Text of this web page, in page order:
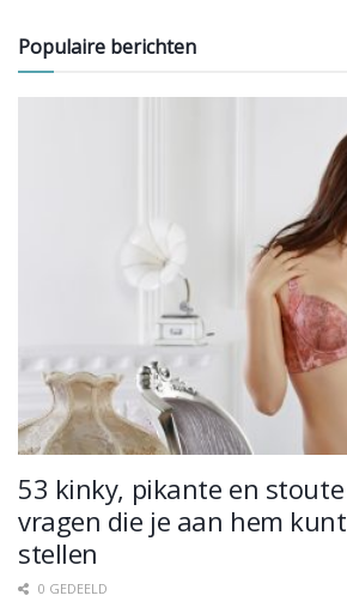
Populaire berichten
53 kinky, pikante en stoute
vragen die je aan hem kunt
stellen
0 GEDEELD